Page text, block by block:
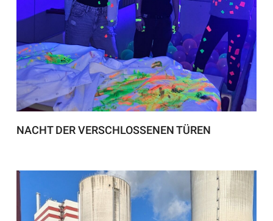
NACHT DER VERSCHLOSSENEN TÜREN